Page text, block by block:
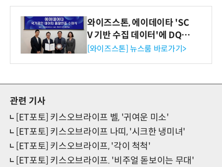
와이즈스톤, 에이데이타 'SC
V 기반 수집 데이터'에 DQ인
증 최고 등급 수여
[와이즈스톤] 뉴스룸 바로가기>
관련 기사
[ET포토] 키스오브라이프 벨, '귀여운 미소'
[ET포토] 키스오브라이프 나띠, '시크한 냉미녀'
[ET포토] 키스오브라이프, '각이 척척'
[ET포토] 키스오브라이프. '비주얼 돋보이는 무대'